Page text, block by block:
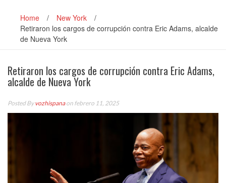
Home / New York
/
Retiraron los cargos de corrupción contra Eric Adams, alcalde
de Nueva York
Retiraron los cargos de corrupción contra Eric Adams,
alcalde de Nueva York
Posted Byvozhispanaon febrero 11, 2025